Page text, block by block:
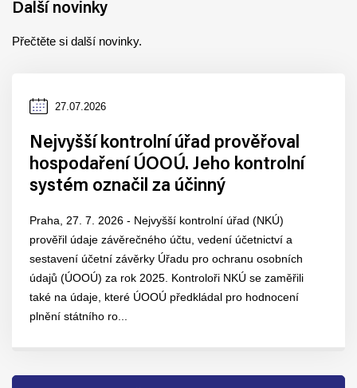
Další novinky
Přečtěte si další novinky.
Datum
27.07.2026
Nejvyšší kontrolní úřad prověřoval
hospodaření ÚOOÚ. Jeho kontrolní
systém označil za účinný
Praha, 27. 7. 2026 - Nejvyšší kontrolní úřad (NKÚ)
prověřil údaje závěrečného účtu, vedení účetnictví a
sestavení účetní závěrky Úřadu pro ochranu osobních
údajů (ÚOOÚ) za rok 2025. Kontroloři NKÚ se zaměřili
také na údaje, které ÚOOÚ předkládal pro hodnocení
plnění státního ro...